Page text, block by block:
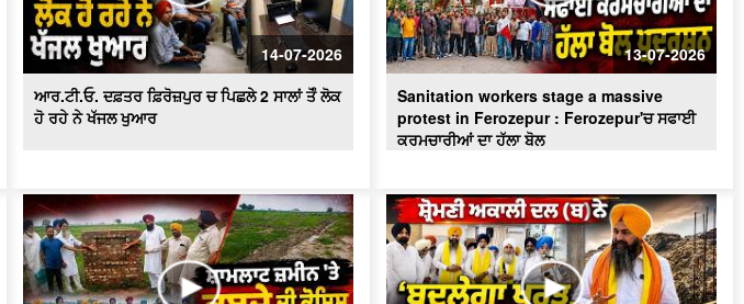
ਪਾਣੀ ਦੀ ਸੁਚੱਜੀ ਵਰਤੋਂ ਨੂੰ ਯਕੀਨੀ ਬਣਾਇਆ
ਜਾਵੇਗਾ - ਬਰਿੰਦਰ ਕੁਮਾਰ ਗੋਇਲ
14-07-2026
ਆਰ.ਟੀ.ਓ. ਦਫ਼ਤਰ ਫ਼ਿਰੋਜ਼ਪੁਰ ਚ ਪਿਛਲੇ 2 ਸਾਲਾਂ ਤੋੰ ਲੋਕ
ਹੋ ਰਹੇ ਨੇ ਖੱਜਲ ਖੁਆਰ
13-07-2026
Sanitation workers stage a massive
protest in Ferozepur : Ferozepur'ਚ ਸਫਾਈ
ਕਰਮਚਾਰੀਆਂ ਦਾ ਹੱਲਾ ਬੋਲ